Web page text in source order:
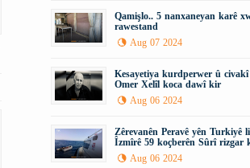
Qamişlo.. 5 nanxaneyan karê
rawestand
Aug 07 2024
Kesayetiya kurdperwer û
Omer Xelîl koca dawî kir
Aug 06 2024
Zêrevanên Peravê yên Turkiyê
Îzmîrê 59 koçberên Sûrî rizgar
Aug 06 2024